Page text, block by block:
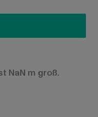
NaN m groß.